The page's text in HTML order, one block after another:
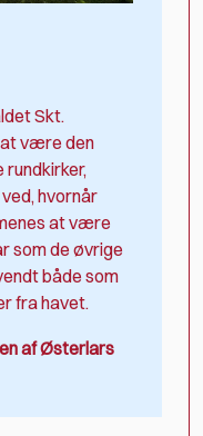
Skt.
at være den
hvornår
at være
som de øvrige
både som
fra havet.
af Østerlars